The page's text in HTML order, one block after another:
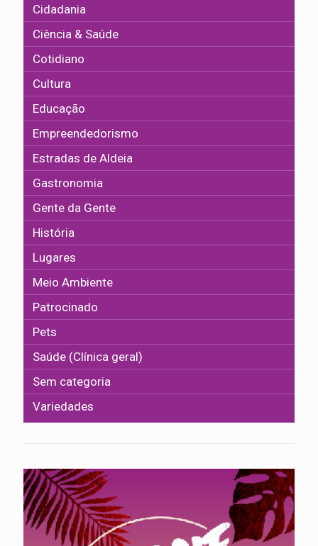
Cidadania
Ciência & Saúde
Cotidiano
Cultura
Educação
Empreendedorismo
Estradas de Aldeia
Gastronomia
Gente da Gente
História
Lugares
Meio Ambiente
Patrocinado
Pets
Saúde (Clínica geral)
Sem categoria
Variedades